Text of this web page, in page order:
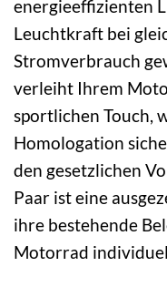
energieeffizienten
Leuchtkraft bei
Stromverbrauch
verleiht Ihrem
sportlichen Touch,
Homologation
den gesetzlichen
Paar ist eine
ihre bestehende
Motorrad